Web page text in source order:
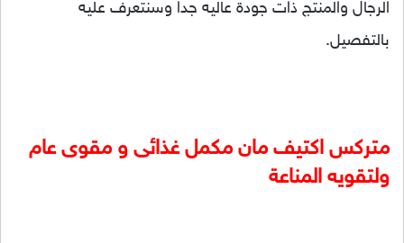
الرجال والمنتج ذات جودة عاليه جدا وسنتعرف عليه
بالتفصيل.
متركس اكتيف مان مكمل غذائى و مقوى عام
ولتقويه المناعة